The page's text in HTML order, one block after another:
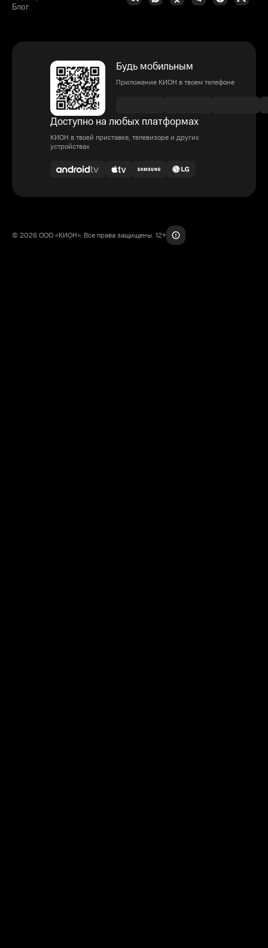
Блог
Будь мобильным
Приложение КИОН в твоем телефоне
Доступно на любых платформах
КИОН в твоей приставке, телевизоре и других
устройствах
© 2026 ООО «КИОН». Все права защищены. 12+